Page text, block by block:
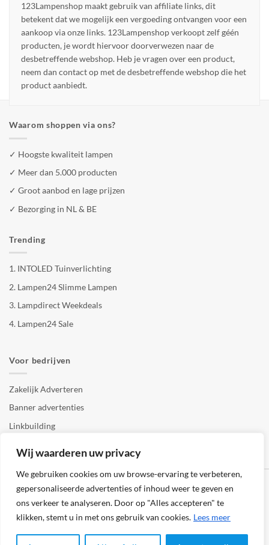
Wij waarderen uw privacy
We gebruiken cookies om uw browse-ervaring te verbeteren,
gepersonaliseerde advertenties of inhoud weer te geven en
ons verkeer te analyseren. Door op "Alles accepteren" te
klikken, stemt u in met ons gebruik van cookies. Lees meer
123Lampenshop maakt gebruik van affiliate links, dit
betekent dat we mogelijk een vergoeding ontvangen voor een
aankoop via onze links. 123Lampenshop verkoopt zelf géén
producten, je wordt hiervoor doorverwezen naar de
desbetreffende webshop. Heb je vragen over een product,
neem dan contact op met de desbetreffende webshop die het
product aanbiedt.
Waarom shoppen via ons?
✓ Hoogste kwaliteit lampen
✓ Meer dan 5.000 producten
✓ Groot aanbod en lage prijzen
✓ Bezorging in NL & BE
Trending
1. INTOLED Tuinverlichting
2. Lampen24 Slimme Lampen
3. Lampdirect Weekdeals
4. Lampen24 Sale
Voor bedrijven
Zakelijk Adverteren
Banner advertenties
Linkbuilding